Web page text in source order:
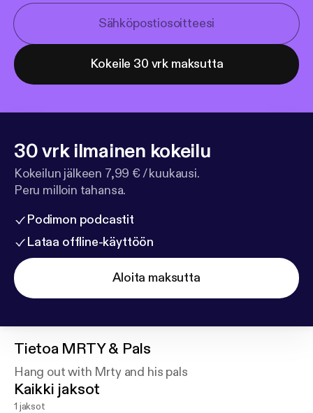
Kokeile 30 vrk maksutta
30 vrk ilmainen kokeilu
Kokeilun jälkeen 7,99 € / kuukausi.
Peru milloin tahansa.
Podimon podcastit
Lataa offline-käyttöön
Aloita maksutta
Tietoa MRTY & Pals
Hang out with Mrty and his pals
Kaikki jaksot
1 jaksot